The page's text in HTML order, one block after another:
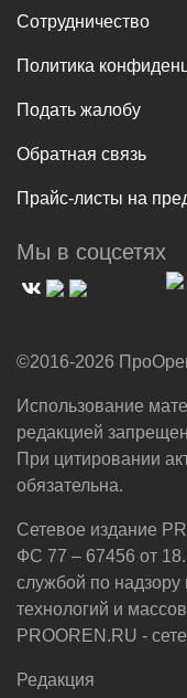
Сотрудничество
Политика
Подать жалобу
Обратная связь
Прайс-листы на
Мы в соцсетях
©2016-2026
Использование
редакцией
При цитировании
обязательна.
Сетевое издание
ФС 77 – 67456 от
службой по
технологий и
PROOREN.RU -
Редакция